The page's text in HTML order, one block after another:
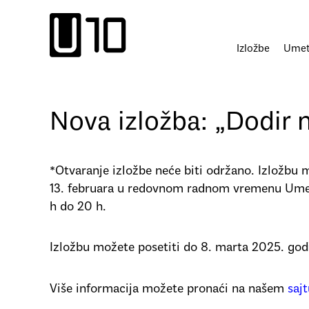
Izložbe
Nova izložba: „Dodir
*Otvaranje izložbe neće biti održano. Izložbu
13. februara u redovnom radnom vremenu
h do 20 h.
Izložbu možete posetiti do 8. marta 2025.
Više informacija možete pronaći na našem